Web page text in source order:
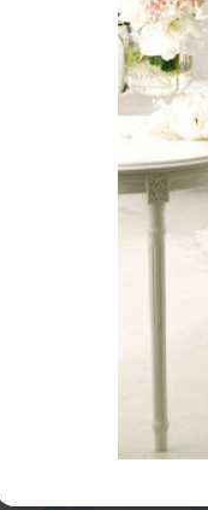
Свадьба в Самаре
Подбор